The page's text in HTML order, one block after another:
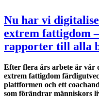
Nu har vi
extrem fattigdom
rapporter till alla
Efter flera års arbete är vår
extrem fattigdom
plattformen och ett
som förändrar människors